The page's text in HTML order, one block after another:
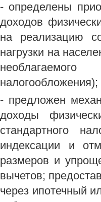
- определены
доходов
на реализацию
нагрузки на
налогообложения);
- предложен
доходы
стандартного
индексации и
размеров и
вычетов;
через ипотечный